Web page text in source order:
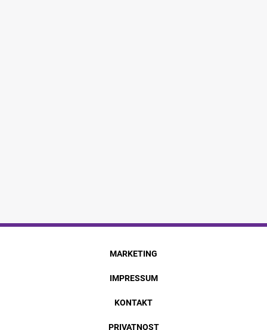
MARKETING
IMPRESSUM
KONTAKT
PRIVATNOST